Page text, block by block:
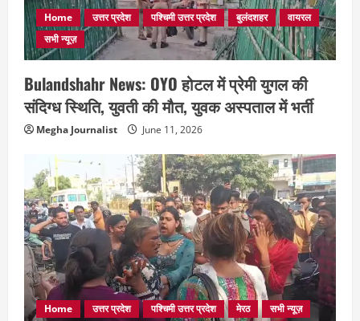
Home उत्तर प्रदेश पश्चिमी उत्तर प्रदेश बुलंदशहर
वायरल
सभी न्यूज़
Bulandshahr News: OYO होटल में प्रेमी युगल की
संदिग्ध स्थिति, युवती की मौत, युवक अस्पताल में भर्ती
Megha Journalist June 11, 2026
Home उत्तर प्रदेश पश्चिमी उत्तर प्रदेश मेरठ सभी न्यूज़